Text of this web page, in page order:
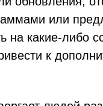
или
на какие-либо
к